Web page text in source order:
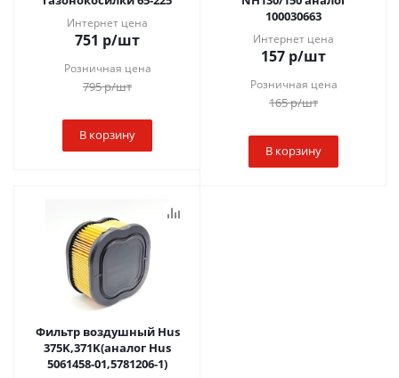
Интернет цена
751 р/шт
Розничная цена
795р/шт
В корзину
100030663
Интернет цена
157 р/шт
Розничная цена
165р/шт
В корзину
Фильтр воздушный Hus
375K,371K(аналог Hus
5061458-01,5781206-1)